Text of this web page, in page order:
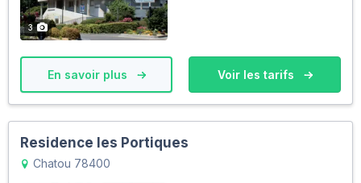
3
En savoir plus Voir les tarifs
Residence les Portiques
Chatou 78400